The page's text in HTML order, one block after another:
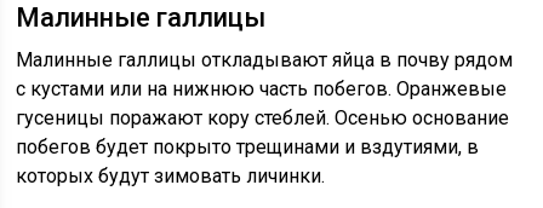
Малинные галлицы
Малинные галлицы откладывают яйца в почву рядом
с кустами или на нижнюю часть побегов. Оранжевые
гусеницы поражают кору стеблей. Осенью основание
побегов будет покрыто трещинами и вздутиями, в
которых будут зимовать личинки.